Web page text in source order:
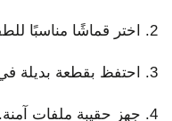
اختر قماشًا مناسبًا
احتفظ بقطعة بديلة
جهز حقيبة ملفات آمنة.